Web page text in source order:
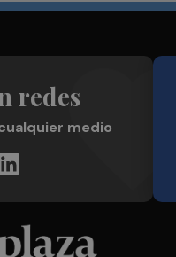
redes
medio